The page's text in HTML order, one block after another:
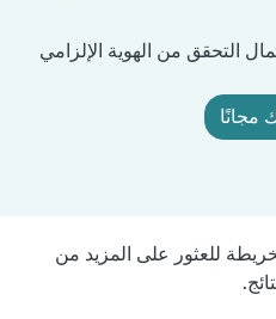
التحقق من الهوية الإلزامي
مجانًا
للعثور على المزيد من